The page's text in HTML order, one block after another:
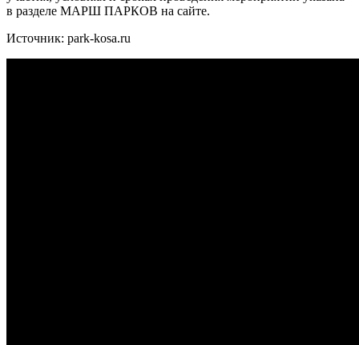
в разделе МАРШ ПАРКОВ на сайте.
Источник: park-kosa.ru